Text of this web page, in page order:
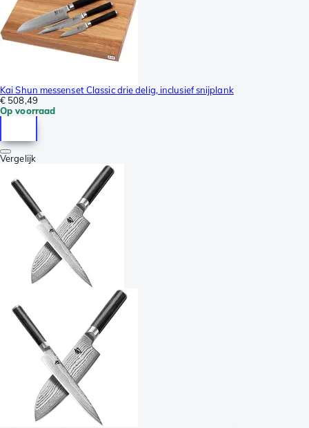
Kai Shun messenset Classic drie delig, inclusief snijplank
€ 508,49
Op voorraad
Vergelijk